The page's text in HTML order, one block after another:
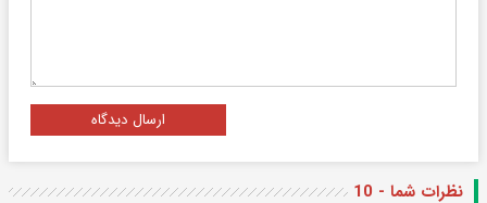
ارسال دیدگاه
نظرات شما - 10